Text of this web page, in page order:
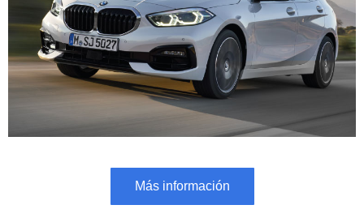
Más información